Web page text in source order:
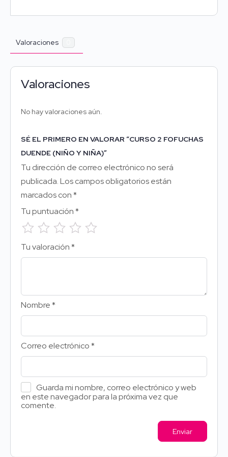
Valoraciones
Valoraciones
No hay valoraciones aún.
SÉ EL PRIMERO EN VALORAR “CURSO 2 FOFUCHAS
DUENDE (NIÑO Y NIÑA)”
Tu dirección de correo electrónico no será
publicada.Los campos obligatorios están
marcados con*
Tu puntuación*
Tu valoración*
Nombre*
Correo electrónico*
Guarda mi nombre, correo electrónico y web
en este navegador para la próxima vez que
comente.